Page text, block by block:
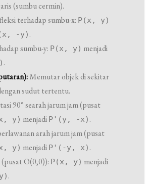
(sumbu cermin).
terhadap sumbu-x: P(x, y)
-y) .
sumbu-y: P(x, y) menjadi
.
Memutar objek di sekitar
sudut tertentu.
90° searah jarum jam (pusat
y) menjadi P'(y, -x) .
arah jarum jam (pusat
y) menjadi P'(-y, x) .
O(0,0)): P(x, y) menjadi
.